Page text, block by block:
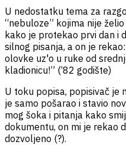
U nedostatku tema za
“nebuloze” kojima nije
kako je protekao prvi dan i
silnog pisanja, a on je
olovke uz'o u ruke od
kladionicu!” (‘82 godište)
U toku popisa, popisivač je
je samo pošarao i stavio
mog šoka i pitanja kako
dokumentu, on mi je rekao
dozvoljeno (?).